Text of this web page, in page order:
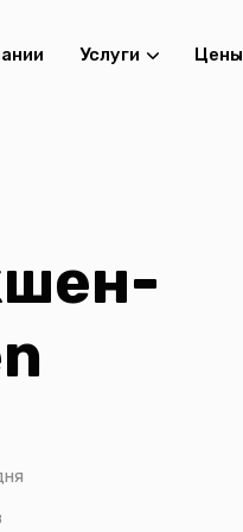
Услуги Цены